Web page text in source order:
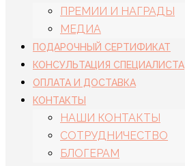
ПРЕМИИ И НАГРАДЫ
МЕДИА
ПОДАРОЧНЫЙ СЕРТИФИКАТ
КОНСУЛЬТАЦИЯ СПЕЦИАЛИСТА
ОПЛАТА И ДОСТАВКА
КОНТАКТЫ
НАШИ КОНТАКТЫ
СОТРУДНИЧЕСТВО
БЛОГЕРАМ